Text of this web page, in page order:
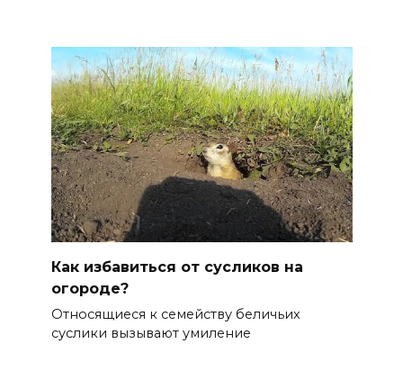
Как избавиться от сусликов на
огороде?
Относящиеся к семейству беличьих
суслики вызывают умиление